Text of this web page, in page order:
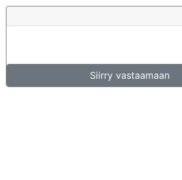
Siirry vastaamaan